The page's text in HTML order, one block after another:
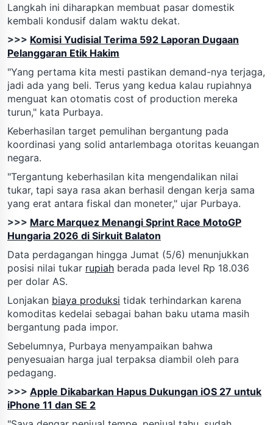
Langkah ini diharapkan membuat pasar domestik
kembali kondusif dalam waktu dekat.
>>> Komisi Yudisial Terima 592 Laporan Dugaan
Pelanggaran Etik Hakim
"Yang pertama kita mesti pastikan demand-nya terjaga,
jadi ada yang beli. Terus yang kedua kalau rupiahnya
menguat kan otomatis cost of production mereka
turun," kata Purbaya.
Keberhasilan target pemulihan bergantung pada
koordinasi yang solid antarlembaga otoritas keuangan
negara.
"Tergantung keberhasilan kita mengendalikan nilai
tukar, tapi saya rasa akan berhasil dengan kerja sama
yang erat antara fiskal dan moneter," ujar Purbaya.
>>> Marc Marquez Menangi Sprint Race MotoGP
Hungaria 2026 di Sirkuit Balaton
Data perdagangan hingga Jumat (5/6) menunjukkan
posisi nilai tukar rupiah berada pada level Rp 18.036
per dolar AS.
Lonjakan biaya produksi tidak terhindarkan karena
komoditas kedelai sebagai bahan baku utama masih
bergantung pada impor.
Sebelumnya, Purbaya menyampaikan bahwa
penyesuaian harga jual terpaksa diambil oleh para
pedagang.
>>> Apple Dikabarkan Hapus Dukungan iOS 27 untuk
iPhone 11 dan SE 2